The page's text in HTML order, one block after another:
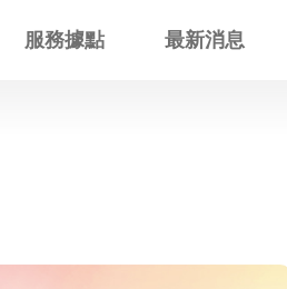
服務據點 最新消息